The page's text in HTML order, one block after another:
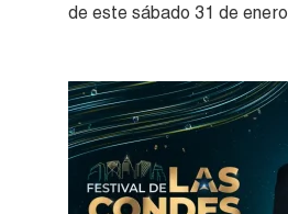
de este sábado 31 de enero